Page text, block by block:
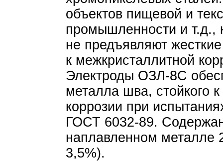
объектов пищевой и
промышленности и т.д.,
не предъявляют
к межкристаллитной
Электроды ОЗЛ-8С
металла шва, стойкого
коррозии при
ГОСТ 6032-89.
наплавленном металле
3,5%).